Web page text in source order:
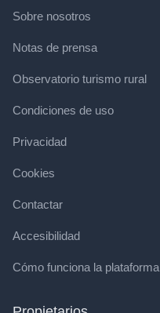
Sobre nosotros
Notas de prensa
Observatorio turismo rural
Condiciones de uso
Privacidad
Cookies
Contactar
Accesibilidad
Cómo funciona la plataforma